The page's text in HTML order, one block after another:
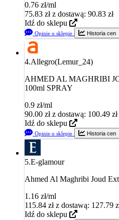
0.76 zł/ml
75.83 zł z dostawą: 90.83 zł
Idź do sklepu
Opinie o sklepie Historia cen
4.Allegro(Lemur_24)
AHMED AL MAGHRIBI
100ml SPRAY
0.9 zł/ml
90.00 zł z dostawą: 100.49 zł
Idź do sklepu
Opinie o sklepie Historia cen
5.E-glamour
Ahmed Al Maghribi Joud
1.16 zł/ml
115.84 zł z dostawą: 127.79
Idź do sklepu